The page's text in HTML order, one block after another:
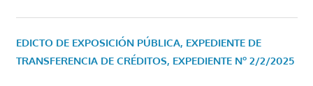
EDICTO DE EXPOSICIÓN PÚBLICA, EXPEDIENTE DE
TRANSFERENCIA DE CRÉDITOS, EXPEDIENTE Nº 2/2/2025